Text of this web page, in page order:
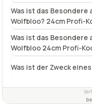
Was ist das Besondere
Wolfbloo? 24cm Profi-
Was ist das Besondere
Wolfbloo 24cm Profi-
Was ist der Zweck